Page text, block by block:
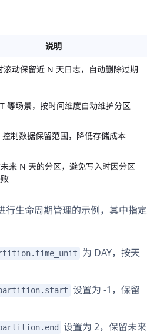
说明
滚动保留近 N 天日志，自动删除过期
等场景，按时间维度自动维护分区
控制数据保留范围，降低存储成本
来 N 天的分区，避免写入时因分区
行生命周期管理的示例，其中指定
为 DAY，按天
设置为 -1，保留
设置为 2，保留未来